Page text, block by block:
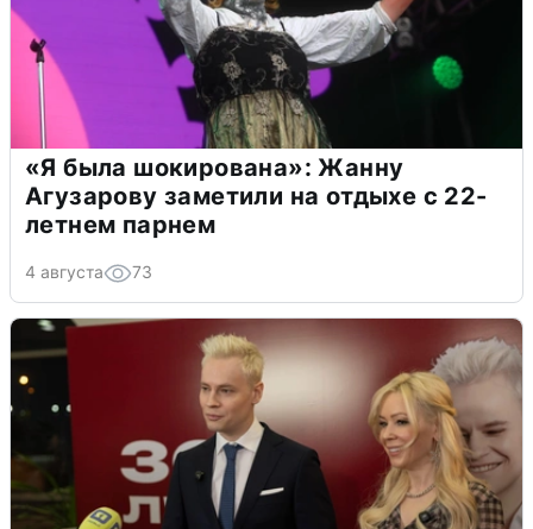
«Я была шокирована»: Жанну
Агузарову заметили на отдыхе с 22-
летнем парнем
4 августа 73